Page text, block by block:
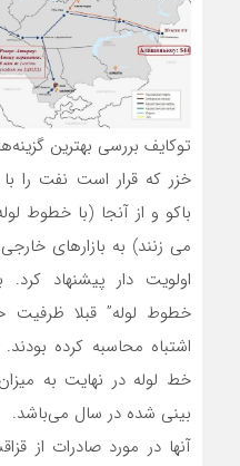
توکایف بررسی بهترین
خزر که قرار است نفت را
باکو و از آنجا (با خطوط
می زنند) به بازارهای
اولویت دار پیشنهاد
خطوط لوله” قبلا ظرفیت
اشتباه محاسبه کرده‌
بینی شده در سال می‌باشد.
آنها در مورد صادرات از